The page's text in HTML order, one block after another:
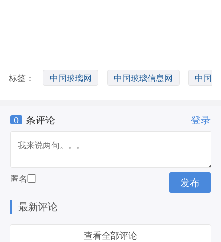
标签： 中国玻璃网 中国玻璃信息网 中国
玻璃网登录
0 条评论 登录
匿名
最新评论
查看全部评论